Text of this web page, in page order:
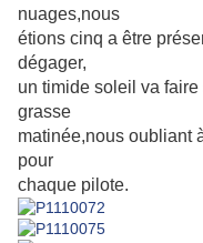
nuages,nous
étions cinq a être
dégager,
un timide soleil va
grasse
matinée,nous oubliant
pour
chaque pilote.